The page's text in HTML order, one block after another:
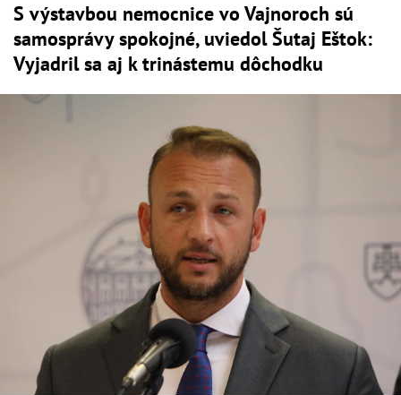
S výstavbou nemocnice vo Vajnoroch sú
samosprávy spokojné, uviedol Šutaj Eštok:
Vyjadril sa aj k trinástemu dôchodku